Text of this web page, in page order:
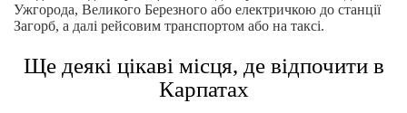
Ужгорода, Великого Березного або електричкою до станції
Загорб, а далі рейсовим транспортом або на таксі.
Ще деякі цікаві місця, де відпочити в
Карпатах